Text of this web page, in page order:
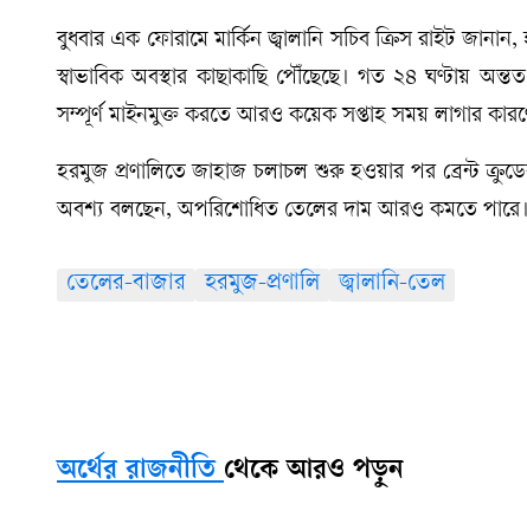
বুধবার এক ফোরামে মার্কিন জ্বালানি সচিব ক্রিস রাইট
স্বাভাবিক অবস্থার কাছাকাছি পৌঁছেছে। গত ২৪ ঘণ্টায়
সম্পূর্ণ মাইনমুক্ত করতে আরও কয়েক সপ্তাহ সময় লাগার
হরমুজ প্রণালিতে জাহাজ চলাচল শুরু হওয়ার পর ব্রেন্ট
অবশ্য বলছেন, অপরিশোধিত তেলের দাম আরও কমতে পারে।
তেলের-বাজার হরমুজ-প্রণালি জ্বালানি-তেল
অর্থের রাজনীতি থেকে আরও পড়ুন